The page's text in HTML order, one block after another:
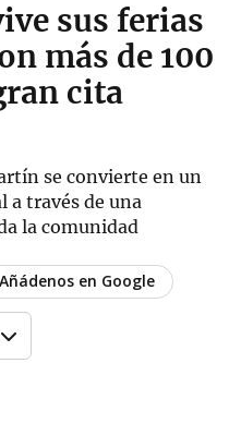
sus ferias
más de 100
cita
se convierte en un
a través de una
la comunidad
Añádenos en Google